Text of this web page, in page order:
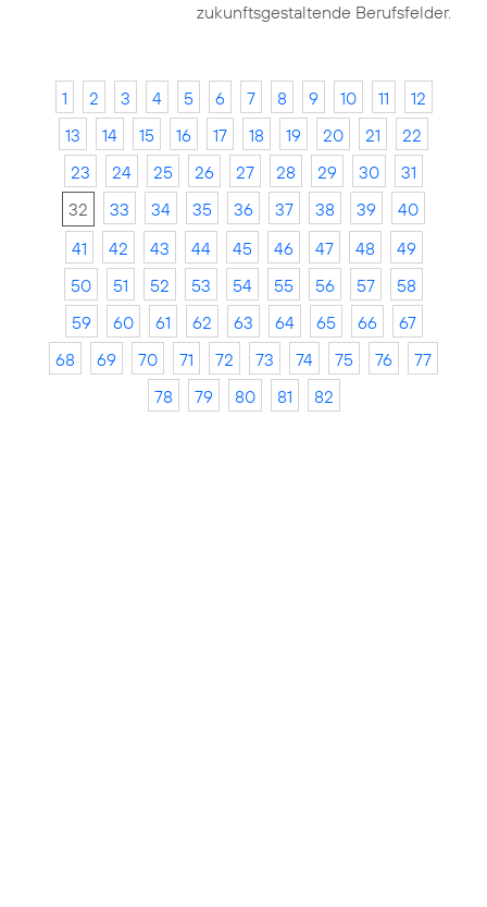
zukunftsgestaltende Berufsfelder.
1 2 3 4 5 6 7 8 9 10 11
12
13
14 15 16 17 18 19 20 21
22
23
24 25 26 27 28 29 30
31
32
33 34 35 36 37 38 39
40
41
42 43 44 45 46 47 48
49
50
51 52 53 54 55 56 57
58
59
60 61 62 63 64 65 66
67
68
69 70 71 72 73 74 75 76
77
78
79 80 81 82